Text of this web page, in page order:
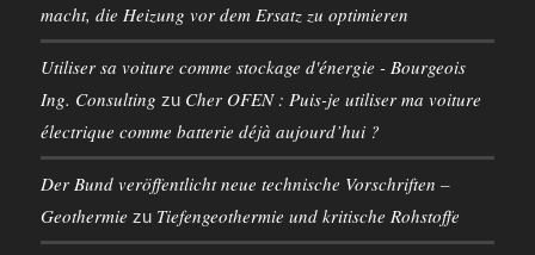
macht, die Heizung vor dem Ersatz zu optimieren
Utiliser sa voiture comme stockage d'énergie - Bourgeois
Ing. Consulting zu Cher OFEN : Puis-je utiliser ma voiture
électrique comme batterie déjà aujourd’hui ?
Der Bund veröffentlicht neue technische Vorschriften –
Geothermie zu Tiefengeothermie und kritische Rohstoffe